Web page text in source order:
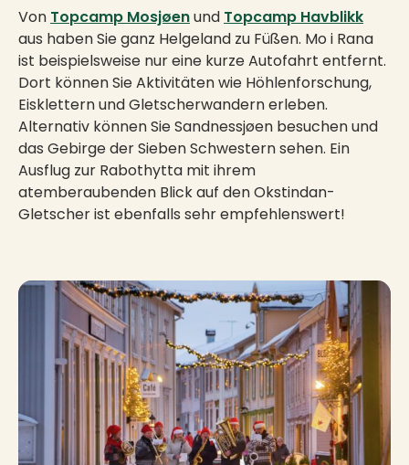
Von Topcamp Mosjøenund Topcamp Havblikk
aus haben Sie ganz Helgeland zu Füßen. Mo i Rana
ist beispielsweise nur eine kurze Autofahrt entfernt.
Dort können Sie Aktivitäten wie Höhlenforschung,
Eisklettern und Gletscherwandern erleben.
Alternativ können Sie Sandnessjøen besuchen und
das Gebirge der Sieben Schwestern sehen. Ein
Ausflug zur Rabothytta mit ihrem
atemberaubenden Blick auf den Okstindan-
Gletscher ist ebenfalls sehr empfehlenswert!